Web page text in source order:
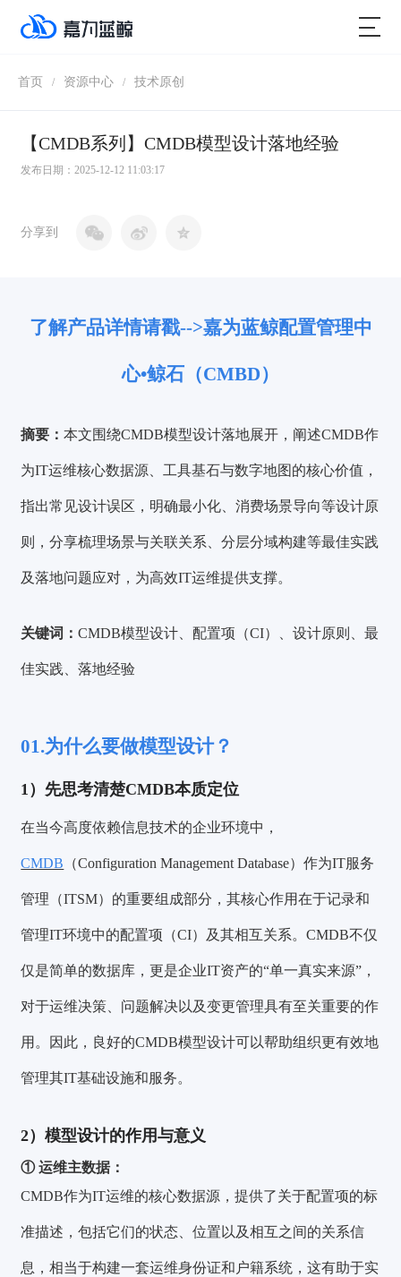
首页 / 资源中心 / 技术原创
【CMDB系列】CMDB模型设计落地经验
发布日期：2025-12-12 11:03:17
分享到
了解产品详情请戳-->嘉为蓝鲸配置管理中
心•鲸石（CMBD）
摘要：本文围绕CMDB模型设计落地展开，阐述CMDB作
为IT运维核心数据源、工具基石与数字地图的核心价值，
指出常见设计误区，明确最小化、消费场景导向等设计原
则，分享梳理场景与关联关系、分层分域构建等最佳实践
及落地问题应对，为高效IT运维提供支撑。
关键词：CMDB模型设计、配置项（CI）、设计原则、最
佳实践、落地经验
01.为什么要做模型设计？
1）先思考清楚CMDB本质定位
在当今高度依赖信息技术的企业环境中，
CMDB （Configuration Management Database）作为IT服务
管理（ITSM）的重要组成部分，其核心作用在于记录和
管理IT环境中的配置项（CI）及其相互关系。CMDB不仅
仅是简单的数据库，更是企业IT资产的“单一真实来源”，
对于运维决策、问题解决以及变更管理具有至关重要的作
用。因此，良好的CMDB模型设计可以帮助组织更有效地
管理其IT基础设施和服务。
2）模型设计的作用与意义
①运维主数据：
CMDB作为IT运维的核心数据源，提供了关于配置项的标
准描述，包括它们的状态、位置以及相互之间的关系信
息，相当于构建一套运维身份证和户籍系统，这有助于实